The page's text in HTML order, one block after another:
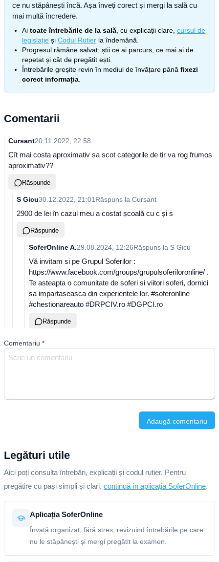
ce nu stăpânești încă. Așa înveți corect și mergi la sală cu
mai multă încredere.
Ai toate întrebările de la sală , cu explicații clare, cursul de
legislație și Codul Rutier la îndemână.
Progresul rămâne salvat: știi ce ai parcurs, ce mai ai de
repetat și cât de pregătit ești.
Întrebările greșite revin în mediul de învățare până fixezi
corect informația
Comentarii
Cursant20.11.2022, 22:58
Cît mai costa aproximativ sa scot categorile de tir va rog frumos
aproximativ??
Răspunde
S Gicu30.12.2022, 21:01 Răspuns la Cursant
2900 de lei în cazul meu a costat școală cu c și s
Răspunde
SoferOnline A.29.08.2024, 12:26Răspuns la S Gicu
Vă invitam si pe Grupul Soferilor :
https://www.facebook.com/groups/grupulsoferiloronline/ .
Te asteapta o comunitate de soferi si viitori soferi, dornici
sa impartaseasca din experientele lor. #soferonline
#chestionareauto #DRPCIV.ro #DGPCI.ro
Răspunde
Comentariu *
Adaugă comentariu
Legături utile
Aici poți consulta întrebări, explicații și codul rutier. Pentru
pregătire cu pași simpli și clari, continuă în aplicația SoferOnline.
Aplicația SoferOnline
Învață organizat, fără stres, revizuind întrebările pe care
nu le stăpânești și mergi pregătit la examen.